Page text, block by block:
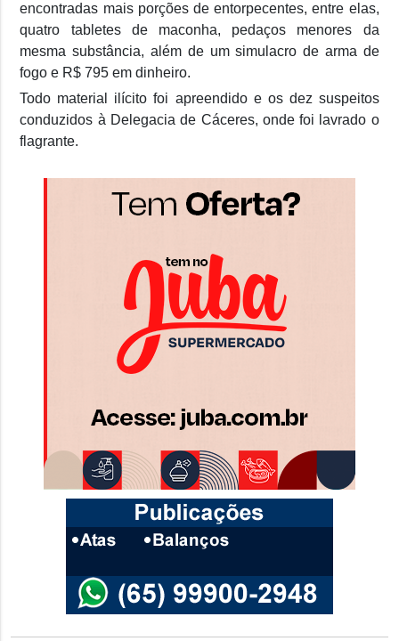
encontradas mais porções de entorpecentes, entre elas,
quatro tabletes de maconha, pedaços menores da
mesma substância, além de um simulacro de arma de
fogo e R$ 795 em dinheiro.
Todo material ilícito foi apreendido e os dez suspeitos
conduzidos à Delegacia de Cáceres, onde foi lavrado o
flagrante.